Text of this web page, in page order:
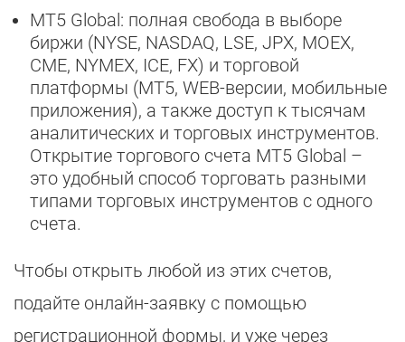
MT5 Global: полная свобода в выборе
биржи (NYSE, NASDAQ, LSE, JPX, MOEX,
CME, NYMEX, ICE, FX) и торговой
платформы (MT5, WEB-версии, мобильные
приложения), а также доступ к тысячам
аналитических и торговых инструментов.
Открытие торгового счета MT5 Global –
это удобный способ торговать разными
типами торговых инструментов с одного
счета.
Чтобы открыть любой из этих счетов,
подайте онлайн-заявку с помощью
регистрационной формы, и уже через